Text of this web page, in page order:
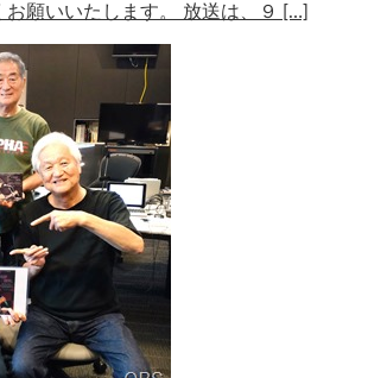
お願いいたします。 放送は、９ […]